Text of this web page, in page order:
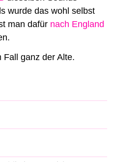
wurde das wohl selbst
man dafür nach England
Fall ganz der Alte.